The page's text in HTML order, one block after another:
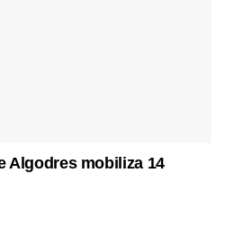
Algodres mobiliza 14